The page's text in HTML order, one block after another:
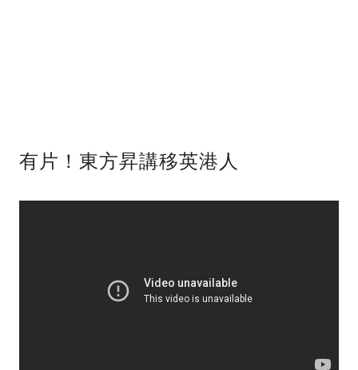
有片！東方昇講移英港人